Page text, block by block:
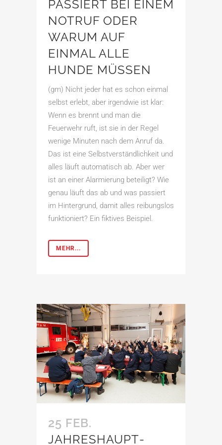
PASSIERT BEI EINEM
NOTRUF ODER
WARUM AUF
EINMAL ALLE
HUNDE MÜSSEN
(gm) Nicht jeder hat es schon einmal
selbst erlebt, aber irgendwie ist klar:
Wenn es brennt und man die
Feuerwehr ruft, ist sie in der Regel
wenige Minuten nach dem Anruf da.
Das ist eine Selbstverständlichkeit und
alles läuft automatisch ab. Aber wer
ist an einer Alarmierung beteiligt? Wie
genau läuft das ab und was passiert
im Hintergrund, damit alles reibungslos
funktioniert? Ein fiktives Beispiel.
MEHR...
25 FEB.
JAHRESHAUPT­